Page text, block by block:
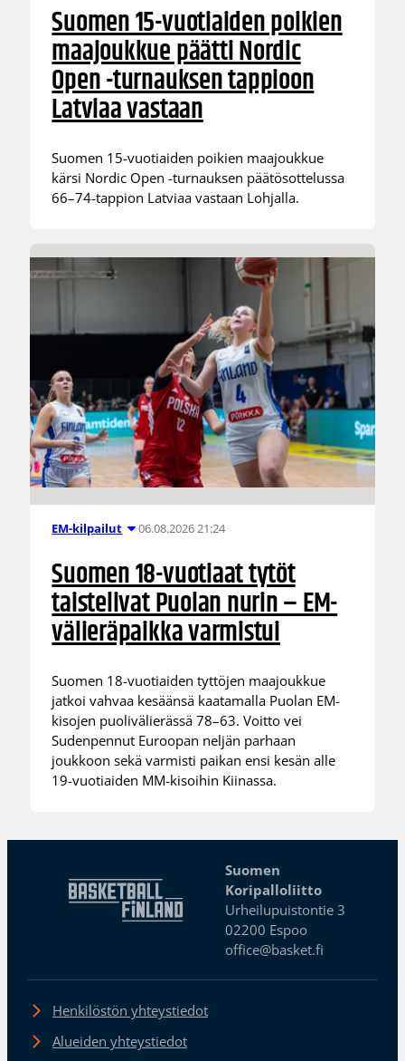
Suomen 15-vuotiaiden poikien
maajoukkue päätti Nordic
Open -turnauksen tappioon
Latviaa vastaan
Suomen 15-vuotiaiden poikien maajoukkue
kärsi Nordic Open -turnauksen päätösottelussa
66–74-tappion Latviaa vastaan Lohjalla.
EM-kilpailut 06.08.2026 21:24
Suomen 18-vuotiaat tytöt
taistelivat Puolan nurin – EM-
välieräpaikka varmistui
Suomen 18-vuotiaiden tyttöjen maajoukkue
jatkoi vahvaa kesäänsä kaatamalla Puolan EM-
kisojen puolivälierässä 78–63. Voitto vei
Sudenpennut Euroopan neljän parhaan
joukkoon sekä varmisti paikan ensi kesän alle
19-vuotiaiden MM-kisoihin Kiinassa.
Suomen
Koripalloliitto
Urheilupuistontie 3
02200 Espoo
office@basket.fi
Henkilöstön yhteystiedot
Alueiden yhteystiedot